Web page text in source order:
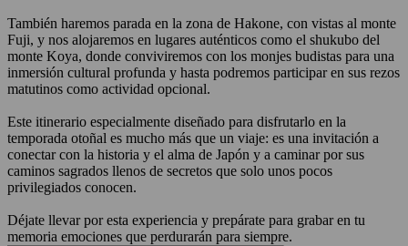
También haremos parada en la zona de Hakone, con vistas al monte
Fuji, y nos alojaremos en lugares auténticos como el shukubo del
monte Koya, donde conviviremos con los monjes budistas para una
inmersión cultural profunda y hasta podremos participar en sus rezos
matutinos como actividad opcional.
Este itinerario especialmente diseñado para disfrutarlo en la
temporada otoñal es mucho más que un viaje: es una invitación a
conectar con la historia y el alma de Japón y a caminar por sus
caminos sagrados llenos de secretos que solo unos pocos
privilegiados conocen.
Déjate llevar por esta experiencia y prepárate para grabar en tu
memoria emociones que perdurarán para siempre.